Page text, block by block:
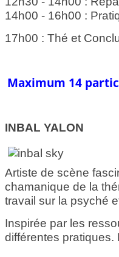
14h00 - 16h00 :
17h00 : Thé et
Maximum 14
INBAL YALON
Artiste de scène
chamanique de la
travail sur la psyché
Inspirée par les
différentes